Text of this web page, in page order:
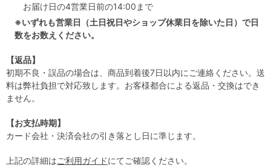
お届け日の4営業日前の14:00まで
※いずれも営業日（土日祝日やショップ休業日を除いた日）で日
数をお数えください。
【返品】
初期不良・誤品の場合は、商品到着後7日以内にご連絡ください。送
料は弊社負担で対応致します。お客様都合による返品・交換はでき
ません。
【お支払時期】
カード会社・決済会社の引き落とし日に準じます。
上記の詳細はご利用ガイドにてご確認ください。